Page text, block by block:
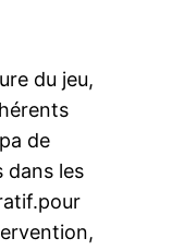
du jeu,
de
dans les